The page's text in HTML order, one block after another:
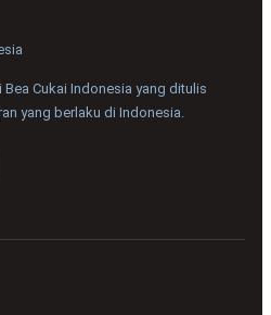
Cukai Indonesia yang ditulis
yang berlaku di Indonesia.